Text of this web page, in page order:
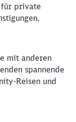
für private
mit anderen
spannende
Reisen und